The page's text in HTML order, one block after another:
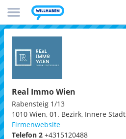
Real Immo Wien
Rabensteig 1/13
1010 Wien, 01. Bezirk, Innere Stadt
Firmenwebsite
Telefon 2 +4315120488